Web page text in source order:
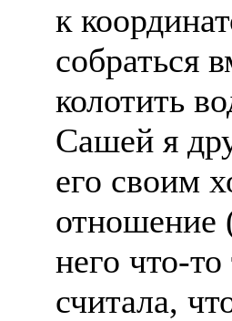
к
собраться
колотить
Сашей я
его своим
отношение
него что-
считала,